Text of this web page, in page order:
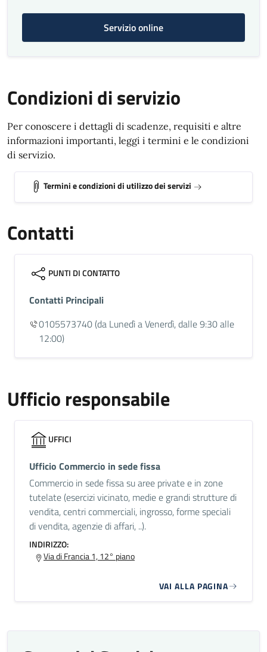
Servizio online
Condizioni di servizio
Per conoscere i dettagli di scadenze, requisiti e altre
informazioni importanti, leggi i termini e le condizioni
di servizio.
Termini e condizioni di utilizzo dei servizi
Contatti
PUNTI DI CONTATTO
Contatti Principali
0105573740 (da Lunedì a Venerdì, dalle 9:30 alle
12:00)
Ufficio responsabile
UFFICI
Ufficio Commercio in sede fissa
Commercio in sede fissa su aree private e in zone
tutelate (esercizi vicinato, medie e grandi strutture di
vendita, centri commerciali, ingrosso, forme speciali
di vendita, agenzie di affari, ..).
INDIRIZZO:
Via di Francia 1, 12° piano
VAI ALLA PAGINA